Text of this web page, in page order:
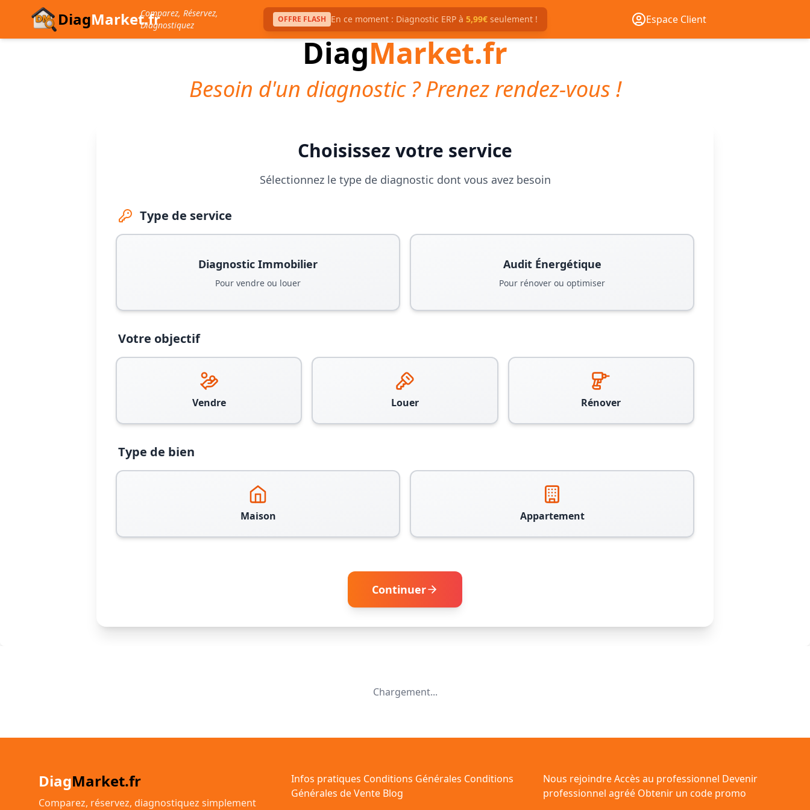
DiagMarket.frComparez, Réservez,
Diagnostiquez
OFFRE FLASH En ce moment : Diagnostic ERP à 5,99€seulement ! Espace Client
DiagMarket.fr
Besoin d'un diagnostic ? Prenez rendez-vous !
Choisissez votre service
Sélectionnez le type de diagnostic dont vous avez besoin
Type de service
Diagnostic Immobilier
Pour vendre ou louer
Audit Énergétique
Pour rénover ou optimiser
Votre objectif
Vendre Louer Rénover
Type de bien
Maison Appartement
Continuer
Chargement...
DiagMarket.fr
Comparez, réservez, diagnostiquez simplement
Infos pratiques Conditions Générales Conditions
Générales de Vente Blog
Nous rejoindreAccès au professionnel Devenir
professionnel agréé Obtenir un code promo